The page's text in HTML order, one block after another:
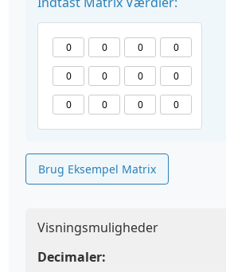
Brug Eksempel Matrix
Visningsmuligheder
Decimaler: